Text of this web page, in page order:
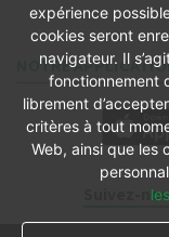
Suivez-
NOTRE
expérience
cookies seront
navigateur. Il
fonctionnement
librement
critères à tout
Web, ainsi que les